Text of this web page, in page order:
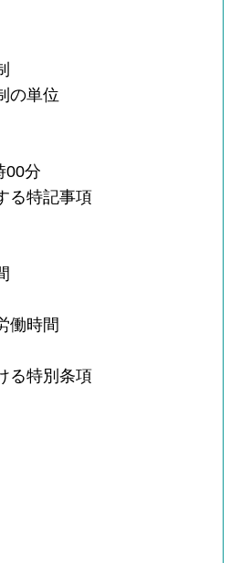
の単位
00分
る特記事項
働時間
る特別条項